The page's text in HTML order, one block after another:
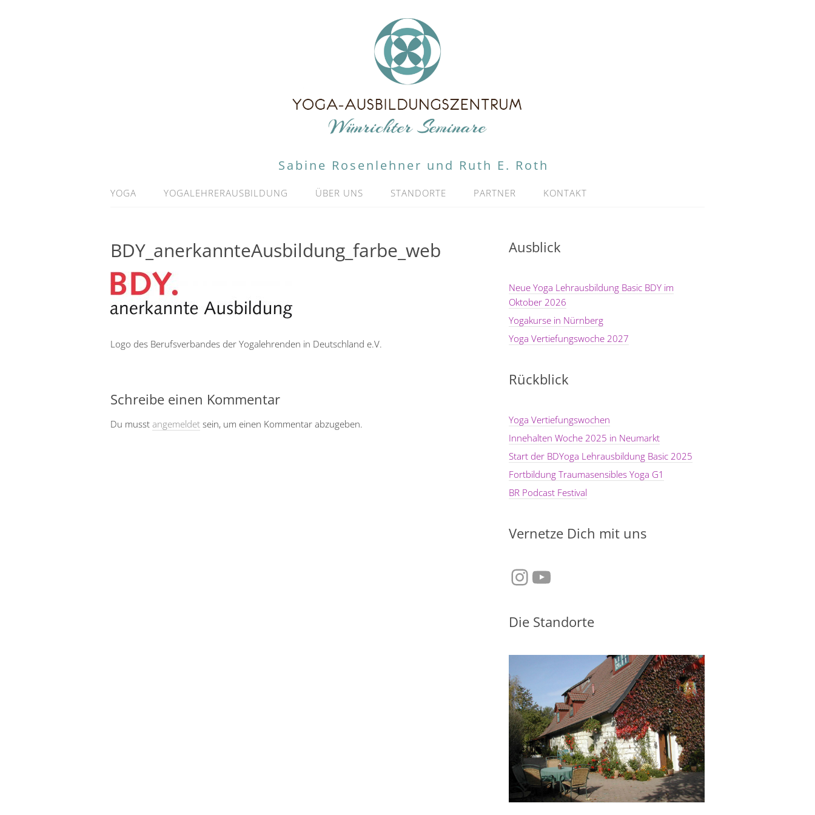
Sabine Rosenlehner und Ruth E. Roth
YOGA YOGALEHRERAUSBILDUNG ÜBER UNS STANDORTE PARTNER KONTAKT
BDY_anerkannteAusbildung_farbe_web
Logo des Berufsverbandes der Yogalehrenden in Deutschland e.V.
Schreibe einen Kommentar
Du musst angemeldet sein, um einen Kommentar abzugeben.
Ausblick
Neue Yoga Lehrausbildung Basic BDY im
Oktober 2026
Yogakurse in Nürnberg
Yoga Vertiefungswoche 2027
Rückblick
Yoga Vertiefungswochen
Innehalten Woche 2025 in Neumarkt
Start der BDYoga Lehrausbildung Basic 2025
Fortbildung Traumasensibles Yoga G1
BR Podcast Festival
Vernetze Dich mit uns
Instagram
YouTube
Die Standorte